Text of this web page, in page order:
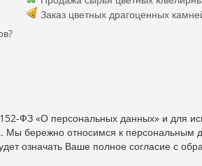
Заказ цветных драгоценных
ФЗ «О персональных данных» и для
. Мы бережно относимся к персональным
означать Ваше полное согласие с